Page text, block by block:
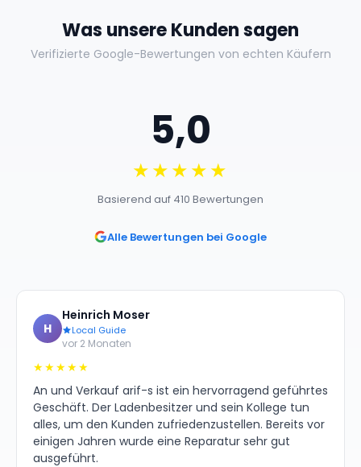
Was unsere Kunden sagen
Verifizierte Google-Bewertungen von echten Käufern
5,0
★★★★★
Basierend auf 410 Bewertungen
Alle Bewertungen bei Google
H
Heinrich Moser
Local Guide
vor 2 Monaten
★★★★★
An und Verkauf arif-s ist ein hervorragend geführtes
Geschäft. Der Ladenbesitzer und sein Kollege tun
alles, um den Kunden zufriedenzustellen. Bereits vor
einigen Jahren wurde eine Reparatur sehr gut
ausgeführt.